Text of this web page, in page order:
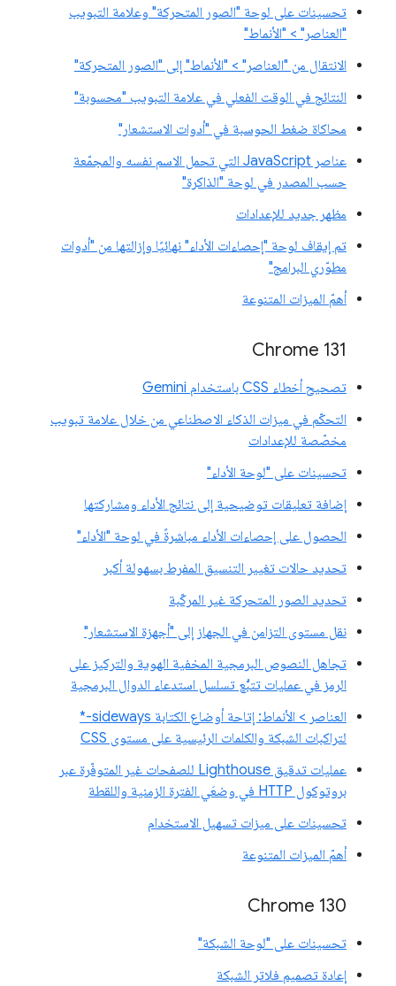
تحسينات على لوحة "الصور المتحركة" وعلامة التبويب
"العناصر" > "الأنماط"
الانتقال من "العناصر" > "الأنماط" إلى "الصور المتحركة"
النتائج في الوقت الفعلي في علامة التبويب "محسوبة"
محاكاة ضغط الحوسبة في "أدوات الاستشعار"
عناصر JavaScript التي تحمل الاسم نفسه والمجمّعة
حسب المصدر في لوحة "الذاكرة"
مظهر جديد للإعدادات
تم إيقاف لوحة "إحصاءات الأداء" نهائيًا وإزالتها من "أدوات
مطوّري البرامج"
أهمّ الميزات المتنوعة
Chrome 131
تصحيح أخطاء CSS باستخدام Gemini
التحكّم في ميزات الذكاء الاصطناعي من خلال علامة تبويب
مخصّصة للإعدادات
تحسينات على "لوحة الأداء"
إضافة تعليقات توضيحية إلى نتائج الأداء ومشاركتها
الحصول على إحصاءات الأداء مباشرةً في لوحة "الأداء"
تحديد حالات تغيير التنسيق المفرط بسهولة أكبر
تحديد الصور المتحركة غير المركّبة
نقل مستوى التزامن في الجهاز إلى "أجهزة الاستشعار"
تجاهل النصوص البرمجية المخفية الهوية والتركيز على
الرمز في عمليات تتبُّع تسلسل استدعاء الدوال البرمجية
العناصر > الأنماط: إتاحة أوضاع الكتابة sideways-*
لتراكبات الشبكة والكلمات الرئيسية على مستوى CSS
عمليات تدقيق Lighthouse للصفحات غير المتوفّرة عبر
بروتوكول HTTP في وضعَي الفترة الزمنية واللقطة
تحسينات على ميزات تسهيل الاستخدام
أهمّ الميزات المتنوعة
Chrome 130
تحسينات على "لوحة الشبكة"
إعادة تصميم فلاتر الشبكة